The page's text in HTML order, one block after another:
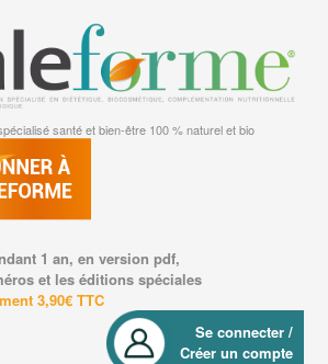
santé et bien-être 100 % naturel et bio
1 an, en version pdf,
et les éditions spéciales
3,90€ TTC
Se connecter /
Créer un compte